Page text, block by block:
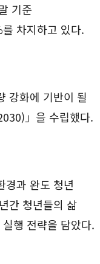
기준
차지하고 있다.
강화에 기반이 될
」을 수립했다.
경과 완도 청년
간 청년들의 삶
행 전략을 담았다.